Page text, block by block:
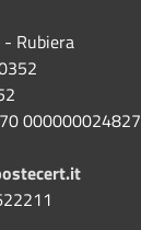
Rubiera
000000024827